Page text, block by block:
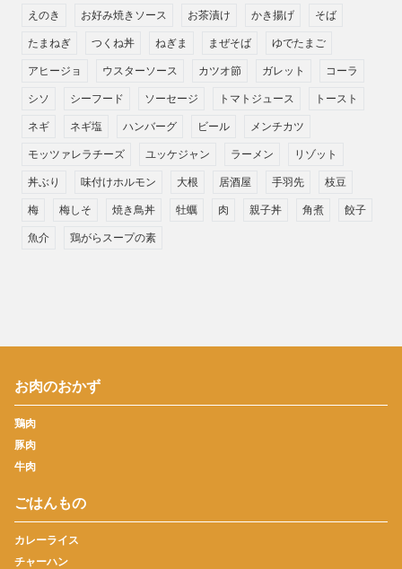
えのき お好み焼きソース お茶漬け かき揚げ そば
たまねぎ つくね丼 ねぎま まぜそば ゆでたまご
アヒージョ ウスターソース カツオ節 ガレット コーラ
シソ シーフード ソーセージ トマトジュース トースト
ネギ ネギ塩 ハンバーグ ビール メンチカツ
モッツァレラチーズ ユッケジャン ラーメン リゾット
丼ぶり 味付けホルモン 大根 居酒屋 手羽先 枝豆
梅 梅しそ 焼き鳥丼 牡蠣 肉 親子丼 角煮 餃子
魚介 鶏がらスープの素
お肉のおかず
鶏肉
豚肉
牛肉
ごはんもの
カレーライス
チャーハン